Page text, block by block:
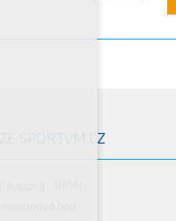
ZE SPORTVM.CZ